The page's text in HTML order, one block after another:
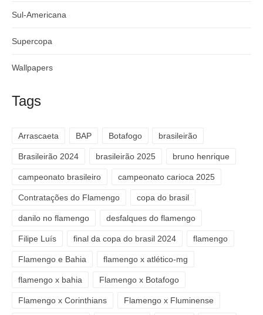
Sul-Americana
Supercopa
Wallpapers
Tags
Arrascaeta BAP Botafogo brasileirão
Brasileirão 2024 brasileirão 2025 bruno henrique
campeonato brasileiro campeonato carioca 2025
Contratações do Flamengo copa do brasil
danilo no flamengo desfalques do flamengo
Filipe Luís final da copa do brasil 2024 flamengo
Flamengo e Bahia flamengo x atlético-mg
flamengo x bahia Flamengo x Botafogo
Flamengo x Corinthians Flamengo x Fluminense